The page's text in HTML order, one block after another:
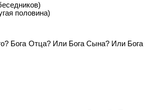
половина)
Бога Отца? Или Бога Сына? Или Бога